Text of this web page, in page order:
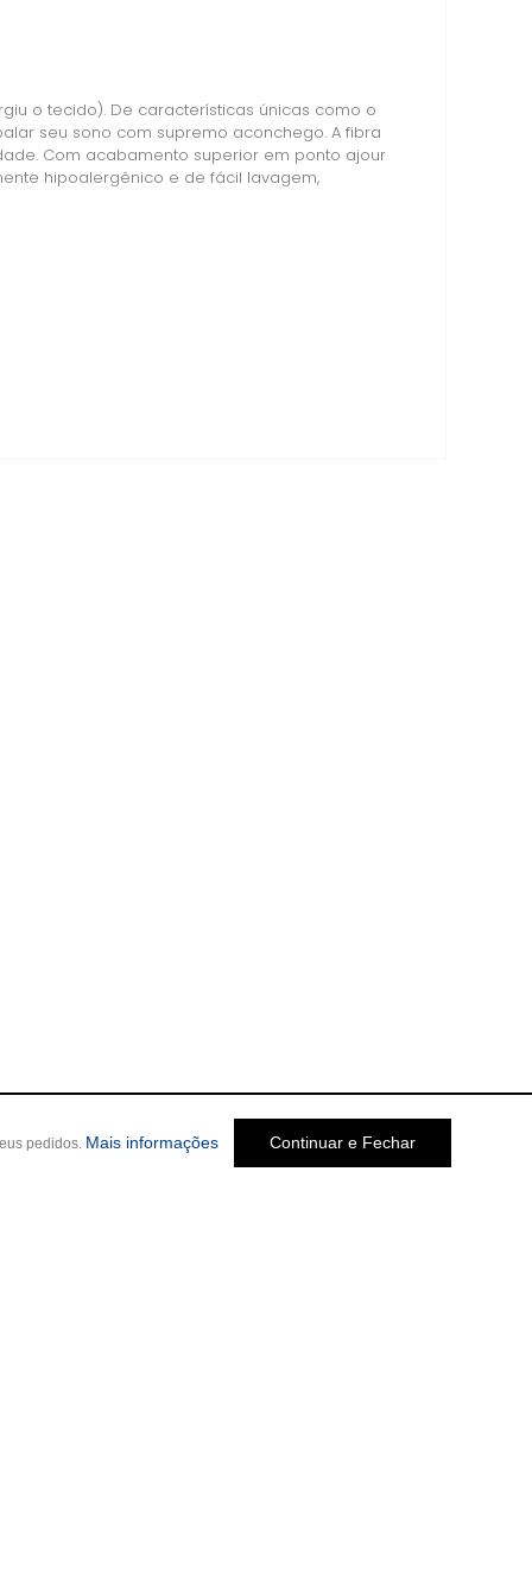
o tecido). De características únicas como o
seu sono com supremo aconchego. A fibra
Com acabamento superior em ponto ajour
hipoalergênico e de fácil lavagem,
pedidos. Mais informações Continuar e Fechar